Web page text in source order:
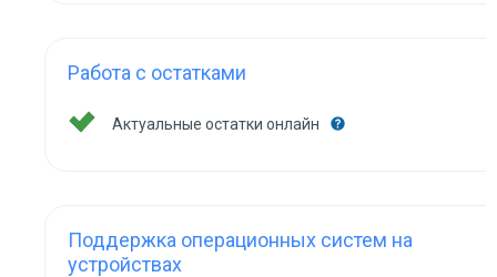
Работа с остатками
Актуальные остатки онлайн
Поддержка операционных систем на
устройствах